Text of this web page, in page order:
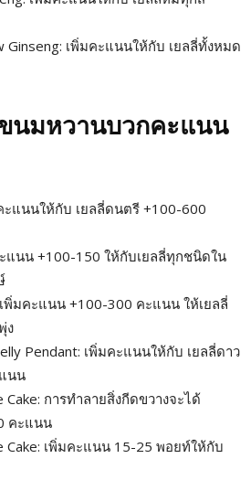
Ginseng: เพิ่มคะแนนให้กับ เยลลี่ทั้งหมด
นมหวานบวกคะแนน
ะแนนให้กับ เยลลี่ดนตรี +100-600
แนน +100-150 ให้กับเยลลี่ทุกชนิดใน
พิ่มคะแนน +100-300 คะแนน ให้เยลลี่
ง
Pendant: เพิ่มคะแนนให้กับ เยลลี่ดาว
นน
Cake: การทำลายสิ่งกีดขวางจะได้
คะแนน
Cake: เพิ่มคะแนน 15-25 พอยท์ให้กับ